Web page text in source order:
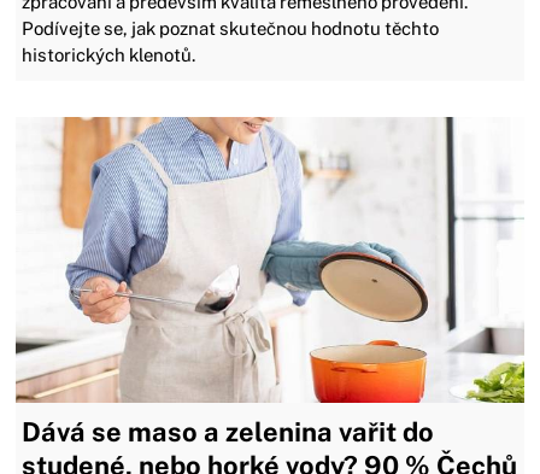
Podívejte se, jak poznat skutečnou hodnotu těchto
historických klenotů.
Dává se maso a zelenina vařit do
studené, nebo horké vody? 90 % Čechů